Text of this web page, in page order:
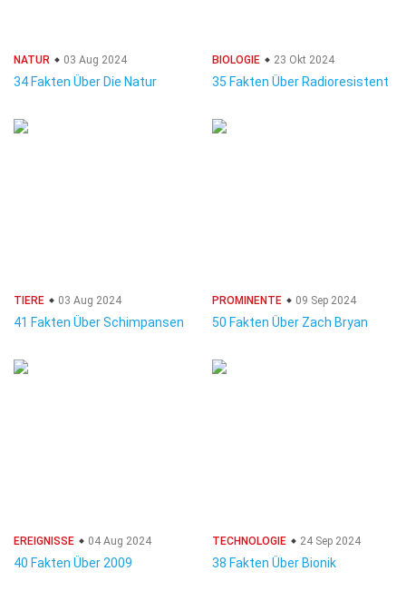
NATUR 03 Aug 2024
34 Fakten Über Die Natur
BIOLOGIE 23 Okt 2024
35 Fakten Über Radioresistent
TIERE 03 Aug 2024
41 Fakten Über Schimpansen
PROMINENTE 09 Sep 2024
50 Fakten Über Zach Bryan
EREIGNISSE 04 Aug 2024
40 Fakten Über 2009
TECHNOLOGIE 24 Sep 2024
38 Fakten Über Bionik